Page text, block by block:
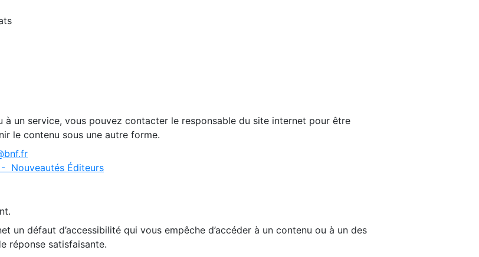
à un service, vous pouvez contacter le responsable du site internet pour être
le contenu sous une autre forme.
Nouveautés Éditeurs
un défaut d’accessibilité qui vous empêche d’accéder à un contenu ou à un des
réponse satisfaisante.